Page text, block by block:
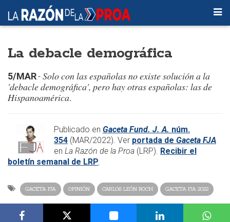
La debacle demográfica
5/MAR.-Solo con las españolas no existe solución a la
'debacle demográfica', pero hay otras españolas: las de
Hispanoamérica.
Publicado en Gaceta Fund. J. A. núm.
354 (MAR/2022). Ver portada de Gaceta FJA
en La Razón de la Proa (LRP). Recibir el
boletín semanal de LRP.
GACETA FJA OPINIÓN CARLOS LEÓN ROCH GACETA FJA 2022